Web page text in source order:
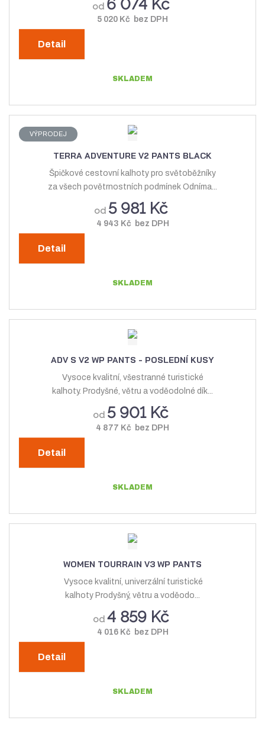
v
í
od 6 074 Kč
5 020 Kč bez DPH
Detail
SKLADEM
VÝPRODEJ
TERRA ADVENTURE V2 PANTS BLACK
od 5 981 Kč
4 943 Kč bez DPH
Detail
SKLADEM
Špičkové cestovní kalhoty pro světoběžníky
za všech povětrnostních podmínek Odníma...
ADV S V2 WP PANTS - POSLEDNÍ KUSY
od 5 901 Kč
4 877 Kč bez DPH
Detail
SKLADEM
Vysoce kvalitní, všestranné turistické
kalhoty. Prodyšné, větru a voděodolné dík...
WOMEN TOURRAIN V3 WP PANTS
od 4 859 Kč
4 016 Kč bez DPH
Detail
SKLADEM
Vysoce kvalitní, univerzální turistické
kalhoty Prodyšný, větru a voděodo...